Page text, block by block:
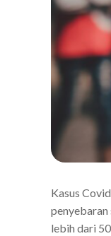
Kasus
lebih dari